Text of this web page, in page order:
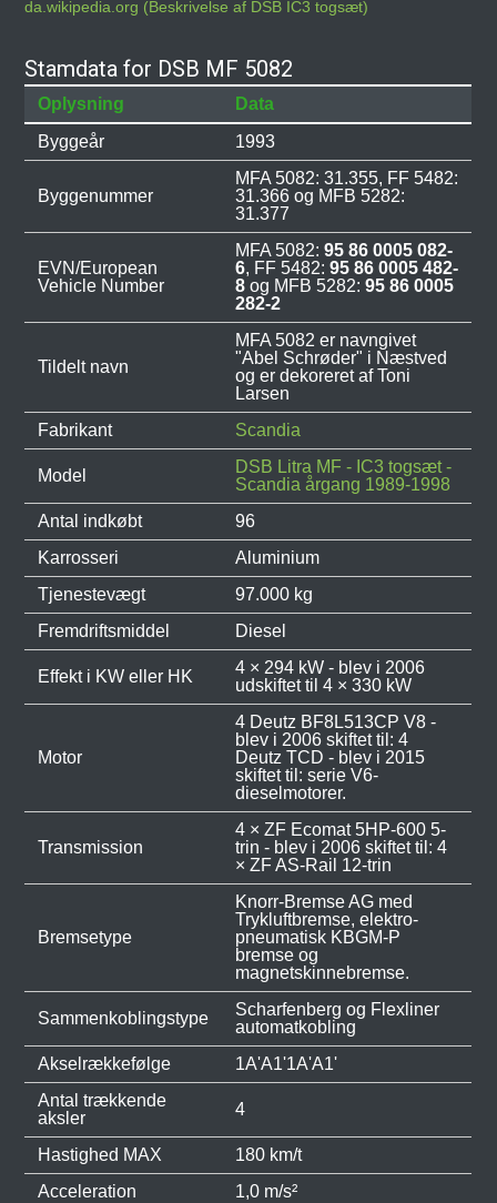
da.wikipedia.org (Beskrivelse af DSB IC3 togsæt)
Stamdata for DSB MF 5082
Oplysning
Data
Byggeår
1993
Byggenummer
MFA 5082: 31.355, FF 5482:
31.366 og MFB 5282:
31.377
EVN/European
Vehicle Number
MFA 5082:95 86 0005 082-
6, FF 5482:95 86 0005 482-
8 og MFB 5282:95 86 0005
282-2
Tildelt navn
MFA 5082 er navngivet
"Abel Schrøder" i Næstved
og er dekoreret af Toni
Larsen
Fabrikant
Scandia
Model
DSB Litra MF - IC3 togsæt -
Scandia årgang 1989-1998
Antal indkøbt
96
Karrosseri
Aluminium
Tjenestevægt
97.000 kg
Fremdriftsmiddel
Diesel
Effekt i KW eller HK
4 × 294 kW - blev i 2006
udskiftet til 4 × 330 kW
Motor
4 Deutz BF8L513CP V8 -
blev i 2006 skiftet til: 4
Deutz TCD - blev i 2015
skiftet til: serie V6-
dieselmotorer.
Transmission
4 × ZF Ecomat 5HP-600 5-
trin - blev i 2006 skiftet til: 4
× ZF AS-Rail 12-trin
Bremsetype
Knorr-Bremse AG med
Trykluftbremse, elektro-
pneumatisk KBGM-P
bremse og
magnetskinnebremse.
Sammenkoblingstype
Scharfenberg og Flexliner
automatkobling
Akselrækkefølge
1A'A1'1A'A1'
Antal trækkende
aksler
4
Hastighed MAX
180 km/t
Acceleration
1,0 m/s²